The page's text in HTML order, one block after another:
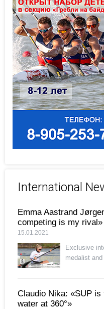
International
Emma Aastrand
competing is my rival»
15.01.2021
Exclusive
medalist and
Claudio Nika: «SUP
water at 360°»